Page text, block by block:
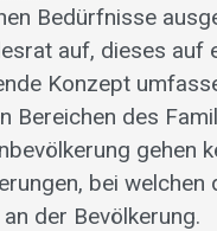
Bedürfnisse
auf, dieses auf
Konzept
Bereichen des
gehen
bei
der Bevölkerung.